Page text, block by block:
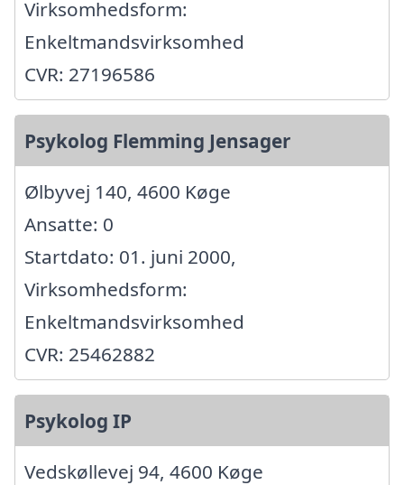
Virksomhedsform:
Enkeltmandsvirksomhed
CVR: 27196586
Psykolog Flemming Jensager
Ølbyvej 140, 4600 Køge
Ansatte: 0
Startdato: 01. juni 2000,
Virksomhedsform:
Enkeltmandsvirksomhed
CVR: 25462882
Psykolog IP
Vedskøllevej 94, 4600 Køge